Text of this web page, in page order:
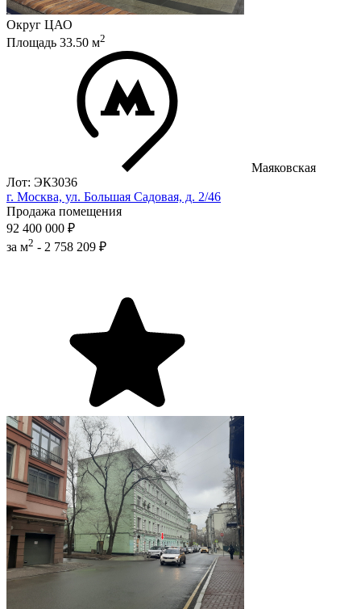
Округ ЦАО
Площадь 33.50 м2
Маяковская
Лот: ЭК3036
г. Москва, ул. Большая Садовая, д. 2/46
Продажа помещения
92 400 000 ₽
за м2 - 2 758 209 ₽